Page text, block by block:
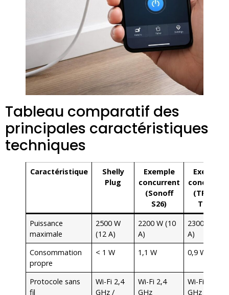
Tableau comparatif des
principales caractéristiques
techniques
Caractéristique
Shelly
Plug
Exemple
concurrent
(Sonoff
S26)
Exemple
concurrent
(TP-Link
Tapo)
Puissance
maximale
2500 W
(12 A)
2200 W (10
A)
2300 W (10
A)
Consommation
propre
< 1 W 1,1 W 0,9 W
Protocole sans
fil
Wi-Fi 2,4
GHz /
Wi-Fi 2,4
GHz
Wi-Fi 2,4
GHz / 5 GHz